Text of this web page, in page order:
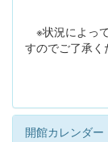
※状況によっ
すのでご了承く
開館カレンダー